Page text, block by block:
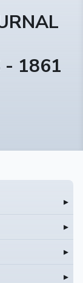
- 1861
▸
▸
▸
▸